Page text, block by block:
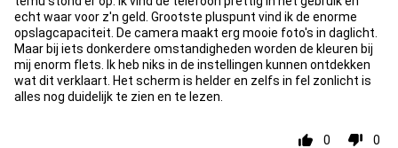
echt waar voor z'n geld. Grootste pluspunt vind ik de enorme
opslagcapaciteit. De camera maakt erg mooie foto's in daglicht.
Maar bij iets donkerdere omstandigheden worden de kleuren bij
mij enorm flets. Ik heb niks in de instellingen kunnen ontdekken
wat dit verklaart. Het scherm is helder en zelfs in fel zonlicht is
alles nog duidelijk te zien en te lezen.
0 0